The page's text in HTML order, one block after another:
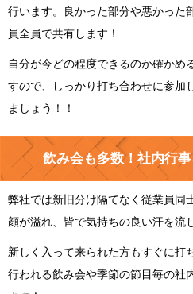
行います。良かった部分や悪かった
員全員で共有します！
自分が今どの程度できるのか確かめ
すので、しっかり打ち合わせに参加
ましょう！！
飲み会も多数！社内行
弊社では新旧分け隔てなく従業員同
顔が溢れ、皆で気持ちの良い汗を流
新しく入って来られた方もすぐに打
行われる飲み会や季節の節目毎の社